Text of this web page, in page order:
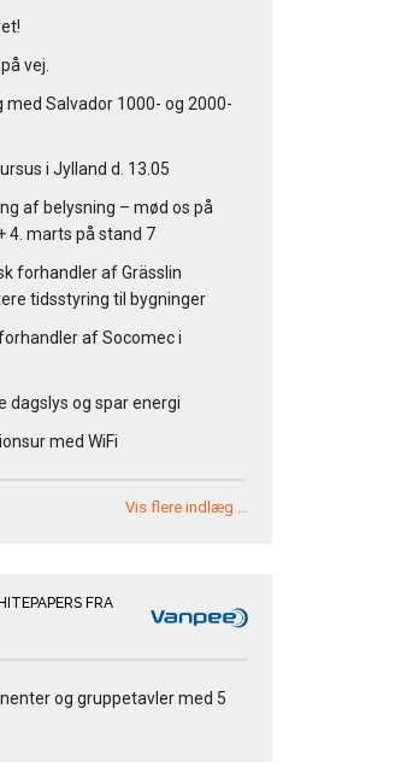
vej.
med Salvador 1000- og 2000-
i Jylland d. 13.05
af belysning – mød os på
4. marts på stand 7
forhandler af Grässlin
tidsstyring til bygninger
af Socomec i
dagslys og spar energi
med WiFi
Vis flere indlæg …
FRA
og gruppetavler med 5